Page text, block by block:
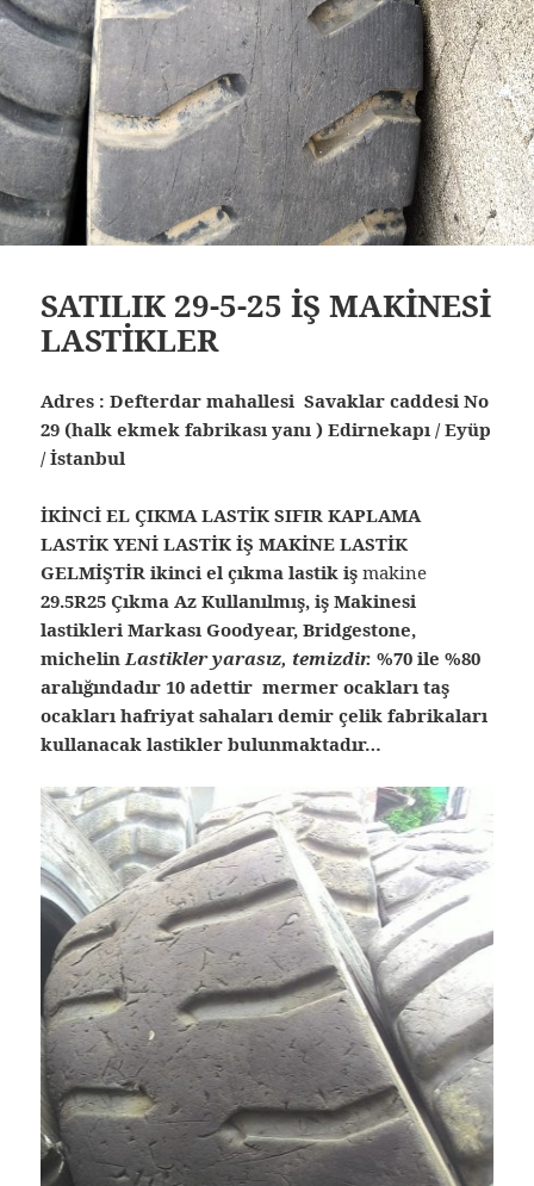
SATILIK 29-5-25 İŞ MAKİNESİ
LASTİKLER
Adres : Defterdar mahallesi Savaklar caddesi No
29 (halk ekmek fabrikası yanı ) Edirnekapı / Eyüp
/ İstanbul
İKİNCİ EL ÇIKMA LASTİK SIFIR KAPLAMA
LASTİK YENİ LASTİK İŞ MAKİNE LASTİK
GELMİŞTİR ikinci el çıkma lastik işmakine
29.5R25 Çıkma Az Kullanılmış, iş Makinesi
lastikleri Markası Goodyear, Bridgestone,
michelinLastikler yarasız, temizdir. %70 ile %80
aralığındadır 10 adettir mermer ocakları taş
ocakları hafriyat sahaları demir çelik fabrikaları
kullanacak lastikler bulunmaktadır…